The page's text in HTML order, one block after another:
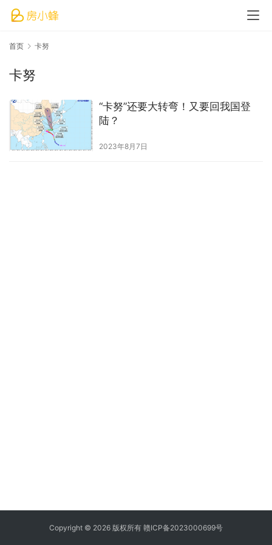
首页 卡努
卡努
“卡努”还要大转弯！又要回我国登
陆？
2023年8月7日
Copyright © 2026 版权所有 赣ICP备2023000699号